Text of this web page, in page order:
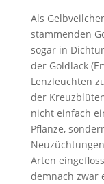
Als
stammenden
sogar in
der Goldlack
Lenzleuchten
der
nicht einfach
Pflanze,
Arten
demnach zwar